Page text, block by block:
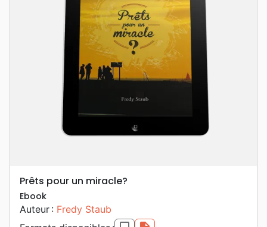
Prêts pour un miracle?
Ebook
Auteur : Fredy Staub